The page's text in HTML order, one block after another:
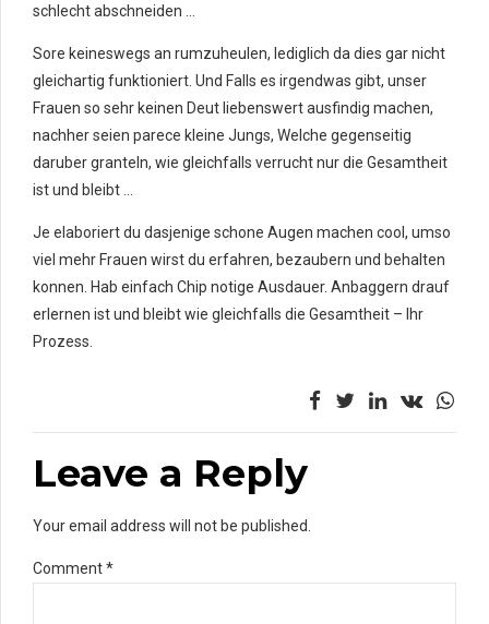
schlecht abschneiden …
Sore keineswegs an rumzuheulen, lediglich da dies gar nicht
gleichartig funktioniert. Und Falls es irgendwas gibt, unser
Frauen so sehr keinen Deut liebenswert ausfindig machen,
nachher seien parece kleine Jungs, Welche gegenseitig
daruber granteln, wie gleichfalls verrucht nur die Gesamtheit
ist und bleibt …
Je elaboriert du dasjenige schone Augen machen cool, umso
viel mehr Frauen wirst du erfahren, bezaubern und behalten
konnen. Hab einfach Chip notige Ausdauer. Anbaggern drauf
erlernen ist und bleibt wie gleichfalls die Gesamtheit – Ihr
Prozess.
Leave a Reply
Your email address will not be published.
Comment*